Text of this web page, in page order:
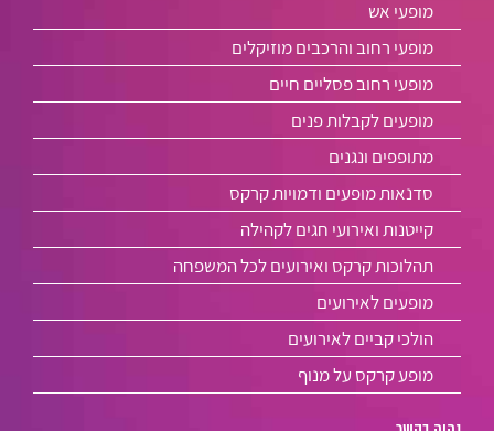
מופעי אש
מופעי רחוב והרכבים מוזיקלים
מופעי רחוב פסליים חיים
מופעים לקבלות פנים
מתופפים ונגנים
סדנאות מופעים ודמויות קרקס
קייטנות ואירועי חגים לקהילה
תהלוכות קרקס ואירועים לכל המשפחה
מופעים לאירועים
הולכי קביים לאירועים
מופע קרקס על מנוף